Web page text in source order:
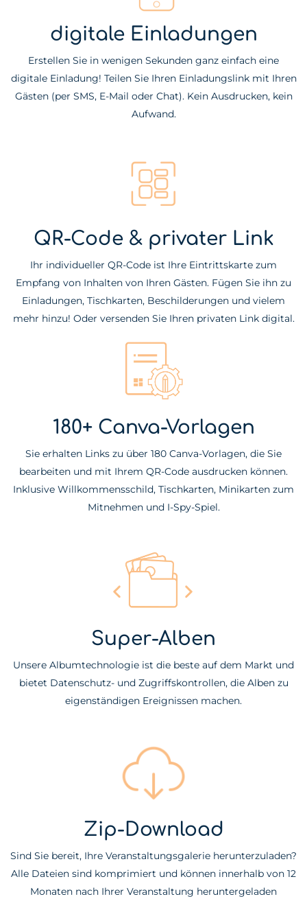
digitale Einladungen
Erstellen Sie in wenigen Sekunden ganz einfach eine
digitale Einladung! Teilen Sie Ihren Einladungslink mit Ihren
Gästen (per SMS, E-Mail oder Chat). Kein Ausdrucken, kein
Aufwand.
QR-Code & privater Link
Ihr individueller QR-Code ist Ihre Eintrittskarte zum
Empfang von Inhalten von Ihren Gästen. Fügen Sie ihn zu
Einladungen, Tischkarten, Beschilderungen und vielem
mehr hinzu! Oder versenden Sie Ihren privaten Link digital.
180+ Canva-Vorlagen
Sie erhalten Links zu über 180 Canva-Vorlagen, die Sie
bearbeiten und mit Ihrem QR-Code ausdrucken können.
Inklusive Willkommensschild, Tischkarten, Minikarten zum
Mitnehmen und I-Spy-Spiel.
Super-Alben
Unsere Albumtechnologie ist die beste auf dem Markt und
bietet Datenschutz- und Zugriffskontrollen, die Alben zu
eigenständigen Ereignissen machen.
Zip-Download
Sind Sie bereit, Ihre Veranstaltungsgalerie herunterzuladen?
Alle Dateien sind komprimiert und können innerhalb von 12
Monaten nach Ihrer Veranstaltung heruntergeladen